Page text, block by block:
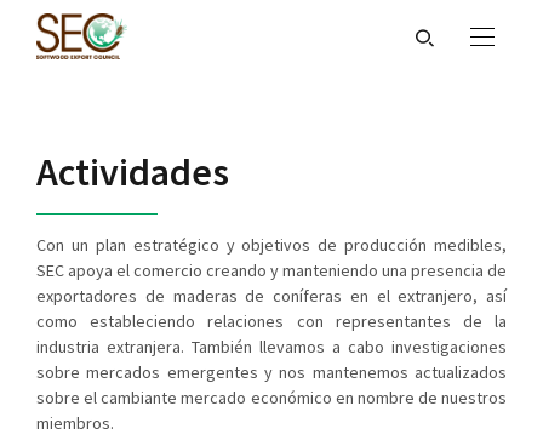
Actividades
Con un plan estratégico y objetivos de producción medibles,
SEC apoya el comercio creando y manteniendo una presencia de
exportadores de maderas de coníferas en el extranjero, así
como estableciendo relaciones con representantes de la
industria extranjera. También llevamos a cabo investigaciones
sobre mercados emergentes y nos mantenemos actualizados
sobre el cambiante mercado económico en nombre de nuestros
miembros.